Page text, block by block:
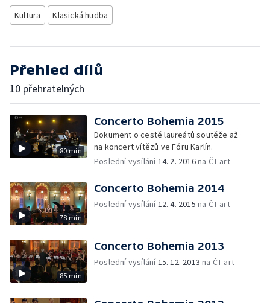
Kultura Klasická hudba
Přehled dílů
10 přehratelných
80 min
Concerto Bohemia 2015
Dokument o cestě laureátů soutěže až
na koncert vítězů ve Fóru Karlín.
Poslední vysílání14. 2. 2016na ČT art
78 min
Concerto Bohemia 2014
Poslední vysílání12. 4. 2015 na ČT art
85 min
Concerto Bohemia 2013
Poslední vysílání15. 12. 2013 na ČT art